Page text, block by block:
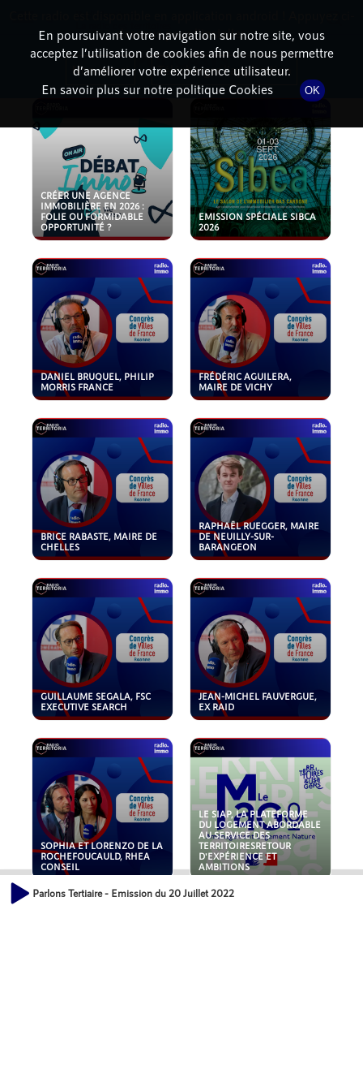
PODCASTS
CRÉER UNE AGENCE
IMMOBILIÈRE EN 2026 :
FOLIE OU FORMIDABLE
OPPORTUNITÉ ?
EMISSION SPÉCIALE SIBCA
2026
DANIEL BRUQUEL, PHILIP
MORRIS FRANCE
FRÉDÉRIC AGUILERA,
MAIRE DE VICHY
BRICE RABASTE, MAIRE DE
CHELLES
RAPHAËL RUEGGER, MAIRE
DE NEUILLY-SUR-
BARANGEON
GUILLAUME SEGALA, FSC
EXECUTIVE SEARCH
JEAN-MICHEL FAUVERGUE,
EX RAID
SOPHIA ET LORENZO DE LA
ROCHEFOUCAULD, RHEA
CONSEIL
LE SIAP, LA PLATEFORME
DU LOGEMENT ABORDABLE
AU SERVICE DES
TERRITOIRESRETOUR
D'EXPÉRIENCE ET
AMBITIONS
Parlons Tertiaire - Emission du 20 Juillet 2022
En poursuivant votre navigation sur notre site, vous
acceptez l’utilisation de cookies afin de nous permettre
d’améliorer votre expérience utilisateur.
En savoir plus sur notre politique Cookies
OK
dessous pour l'installer.
Non merci Télécharger l'application